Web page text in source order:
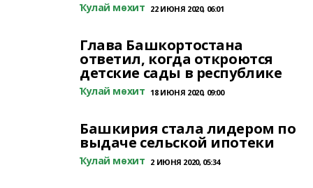
Ҡулай мөхит 22 ИЮНЯ 2020, 06:01
Глава Башкортостана
ответил, когда откроются
детские сады в республике
Ҡулай мөхит 18 ИЮНЯ 2020, 09:00
Башкирия стала лидером по
выдаче сельской ипотеки
Ҡулай мөхит 2 ИЮНЯ 2020, 05:34